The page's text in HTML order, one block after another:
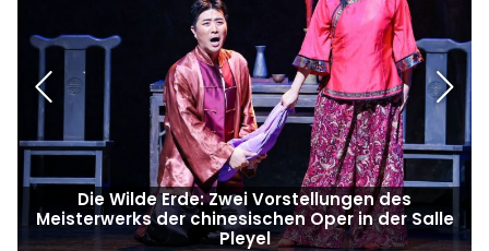
Die Wilde Erde: Zwei Vorstellungen des
Meisterwerks der chinesischen Oper in der Salle
Pleyel